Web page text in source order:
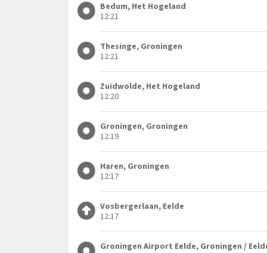
Bedum, Het Hogeland
12:21
Thesinge, Groningen
12:21
Zuidwolde, Het Hogeland
12:20
Groningen, Groningen
12:19
Haren, Groningen
12:17
Vosbergerlaan, Eelde
12:17
Groningen Airport Eelde, Groningen /